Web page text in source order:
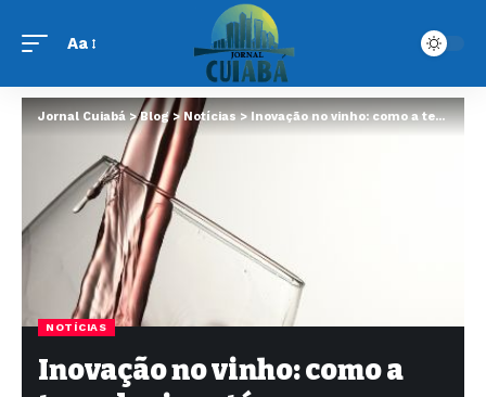
Aa
Jornal Cuiabá>Blog>Notícias>Inovação no vinho: como a tecnologia está transformando a produção de rótulos importados
NOTÍCIAS
Inovação no vinho: como a